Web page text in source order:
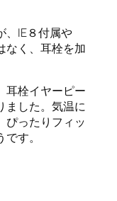
、IE８付属や
なく、耳栓を加
耳栓イヤーピー
ました。気温に
ぴったりフィッ
す。